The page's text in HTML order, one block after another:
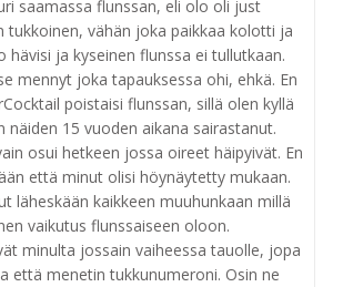
saamassa flunssan, eli olo oli just
tukkoinen, vähän joka paikkaa kolotti ja
hävisi ja kyseinen flunssa ei tullutkaan.
mennyt joka tapauksessa ohi, ehkä. En
poistaisi flunssan, sillä olen kyllä
näiden 15 vuoden aikana sairastanut.
osui hetkeen jossa oireet häipyivät. En
että minut olisi höynäytetty mukaan.
läheskään kaikkeen muuhunkaan millä
vaikutus flunssaiseen oloon.
minulta jossain vaiheessa tauolle, jopa
että menetin tukkunumeroni. Osin ne